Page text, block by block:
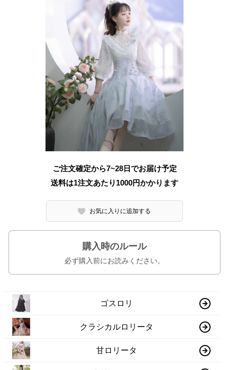
ご注文確定から7~28日でお届け予定
送料は1注文あたり 1000円かかります
お気に入りに追加する
購入時のルール
必ず購入前にお読みください。
ゴスロリ
クラシカルロリータ
甘ロリータ